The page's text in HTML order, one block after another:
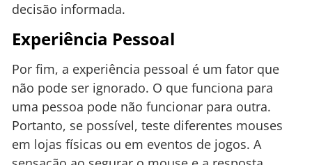
decisão informada.
Experiência Pessoal
Por fim, a experiência pessoal é um fator que
não pode ser ignorado. O que funciona para
uma pessoa pode não funcionar para outra.
Portanto, se possível, teste diferentes mouses
em lojas físicas ou em eventos de jogos. A